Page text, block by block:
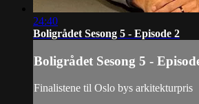
24:40
Boligrådet Sesong 5 - Episode 2
Boligrådet Sesong 5 -
Finalistene til Oslo bys arkitekturpris